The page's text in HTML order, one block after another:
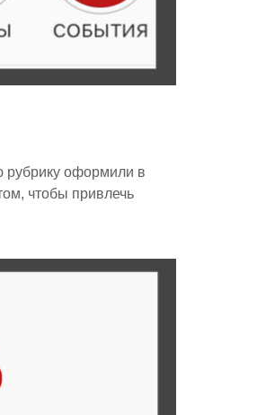
рубрику оформили в
чтобы привлечь